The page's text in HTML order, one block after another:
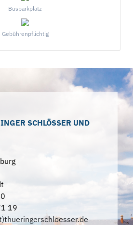
Busparkplatz
Gebührenpflichtig
SCHLÖSSER UND
19